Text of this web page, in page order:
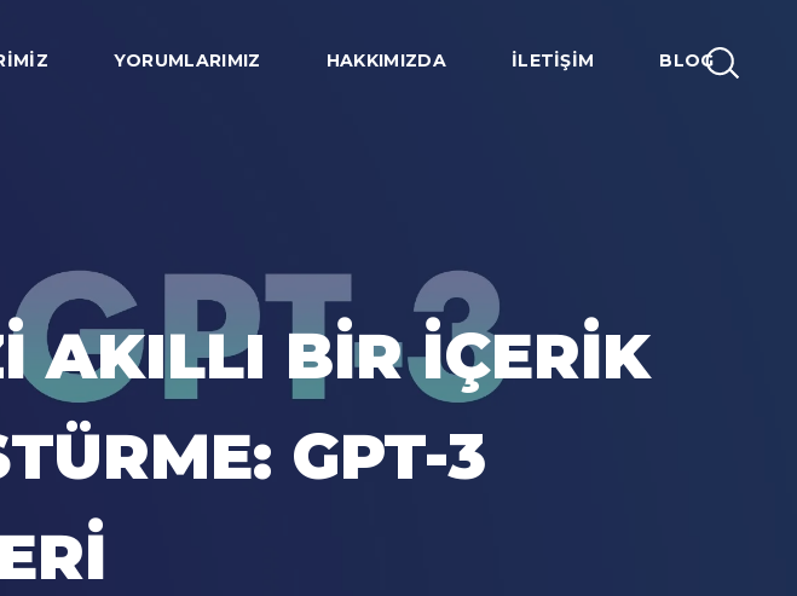
YORUMLARIMIZ HAKKIMIZDA İLETIŞIM BLOG
AKILLI BIR İÇERIK
GPT-3